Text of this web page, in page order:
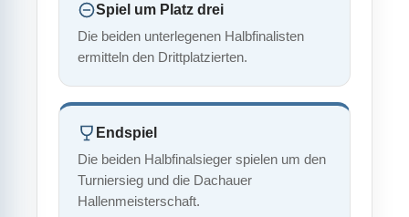
Spiel um Platz drei
Die beiden unterlegenen Halbfinalisten
ermitteln den Drittplatzierten.
Endspiel
Die beiden Halbfinalsieger spielen um den
Turniersieg und die Dachauer
Hallenmeisterschaft.